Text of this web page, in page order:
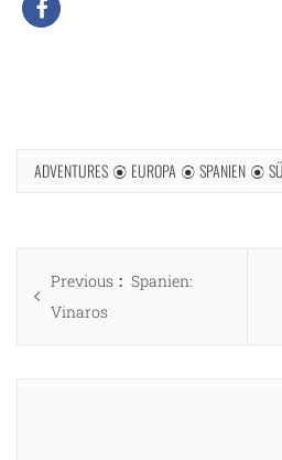
ADVENTURES EUROPA SPANIEN
Beitragsnavigation
Previous
Previous
Spanien:
Vinaros